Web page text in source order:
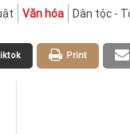
Văn hóa Dân tộc -
Print